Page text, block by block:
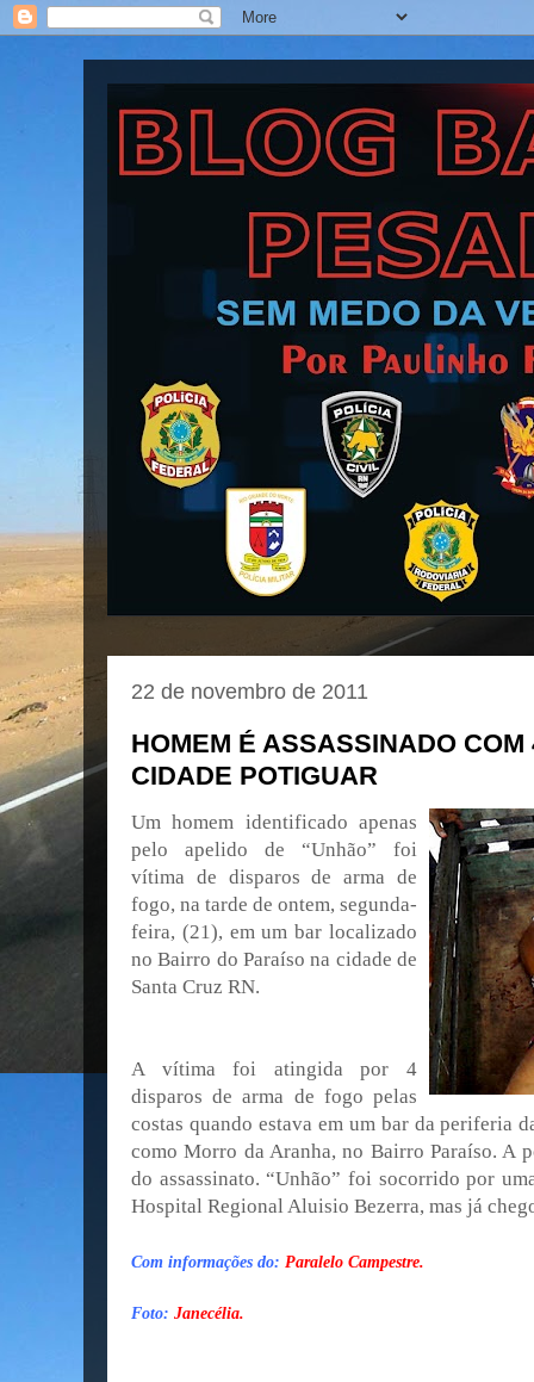
Blog Barra Pesada
22 de novembro de 2011
HOMEM É ASSASSINADO
CIDADE POTIGUAR
Um homem identificado apenas
pelo apelido de “Unhão” foi
vítima de disparos de arma de
fogo, na tarde de ontem, segunda-
feira, (21), em um bar localizado
no Bairro do Paraíso na cidade de
Santa Cruz RN.
A vítima foi atingida por 4
disparos de arma de fogo pelas
costas quando estava em um bar da periferia
como Morro da Aranha, no Bairro Paraíso. A
do assassinato. “Unhão” foi socorrido por
Hospital Regional Aluisio Bezerra, mas já
Com informações do: Paralelo Campestre.
Foto: Janecélia.